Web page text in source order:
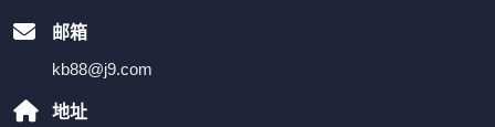
邮箱
kb88@j9.com
地址